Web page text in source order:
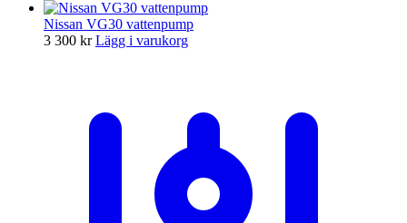
Nissan VG30 vattenpump
3 300 kr Lägg i varukorg